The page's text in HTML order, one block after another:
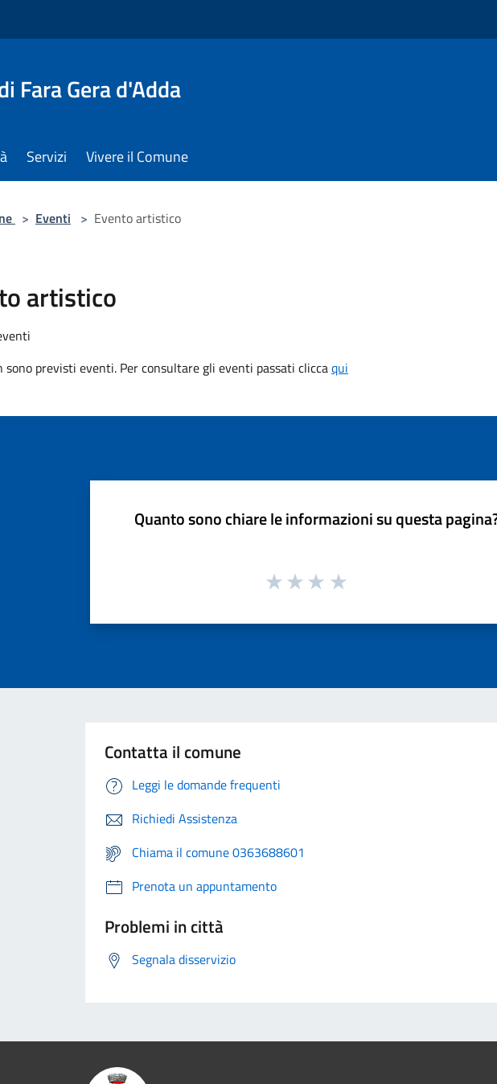
Fara Gera d'Adda
Servizi Vivere il Comune
> Eventi > Evento artistico
artistico
sono previsti eventi. Per consultare gli eventi passati cliccaqui
Quanto sono chiare le informazioni su questa
Contatta il comune
Leggi le domande frequenti
Richiedi Assistenza
Chiama il comune 0363688601
Prenota un appuntamento
Problemi in città
Segnala disservizio